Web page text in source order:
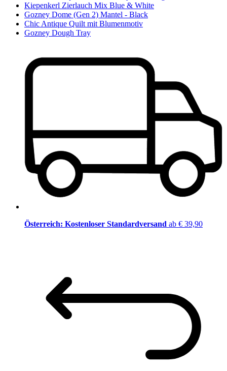
Kiepenkerl Zierlauch Mix Blue & White
Gozney Dome (Gen 2) Mantel - Black
Chic Antique Quilt mit Blumenmotiv
Gozney Dough Tray
Österreich: Kostenloser Standardversand ab € 39,90